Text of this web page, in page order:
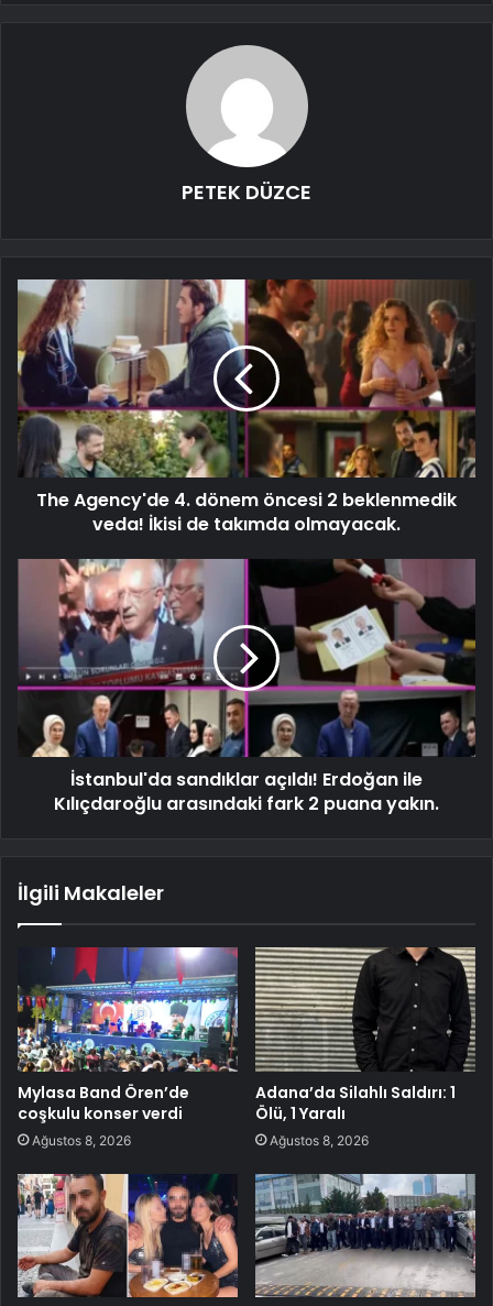
PETEK DÜZCE
The Agency'de 4. dönem öncesi 2 beklenmedik
veda! İkisi de takımda olmayacak.
İstanbul'da sandıklar açıldı! Erdoğan ile
Kılıçdaroğlu arasındaki fark 2 puana yakın.
İlgili Makaleler
Mylasa Band Ören’de
coşkulu konser verdi
Ağustos 8, 2026
Adana’da Silahlı Saldırı: 1
Ölü, 1 Yaralı
Ağustos 8, 2026